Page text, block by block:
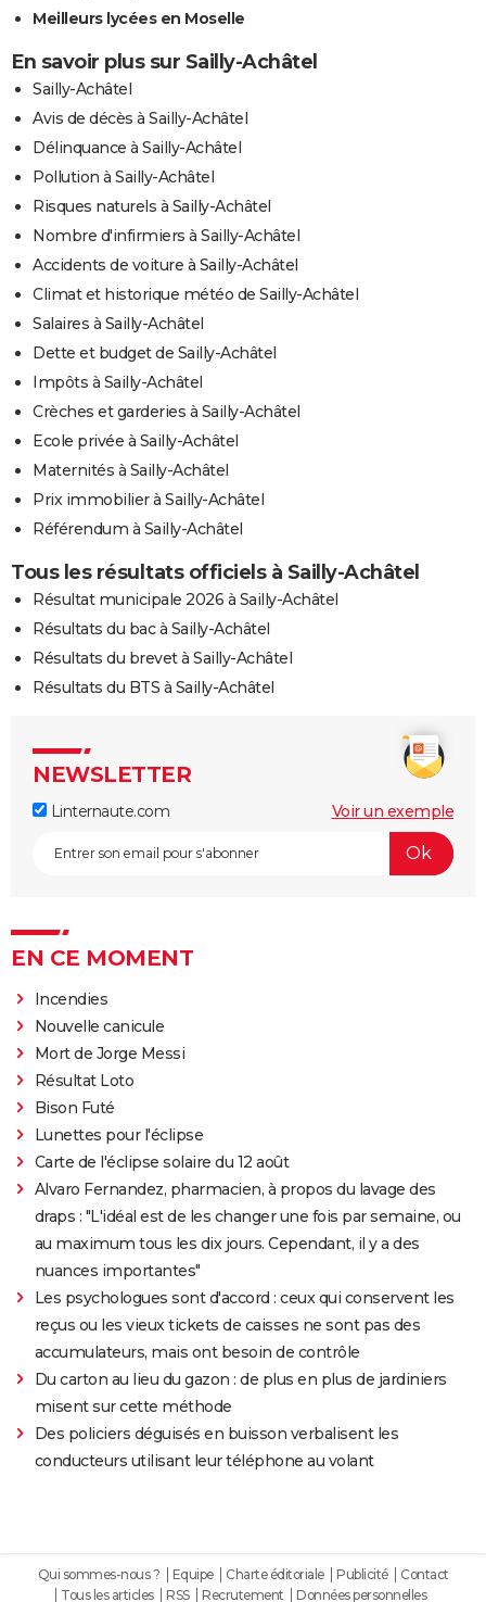
Meilleurs lycées en Moselle
En savoir plus sur Sailly-Achâtel
Sailly-Achâtel
Avis de décès à Sailly-Achâtel
Délinquance à Sailly-Achâtel
Pollution à Sailly-Achâtel
Risques naturels à Sailly-Achâtel
Nombre d'infirmiers à Sailly-Achâtel
Accidents de voiture à Sailly-Achâtel
Climat et historique météo de Sailly-Achâtel
Salaires à Sailly-Achâtel
Dette et budget de Sailly-Achâtel
Impôts à Sailly-Achâtel
Crèches et garderies à Sailly-Achâtel
Ecole privée à Sailly-Achâtel
Maternités à Sailly-Achâtel
Prix immobilier à Sailly-Achâtel
Référendum à Sailly-Achâtel
Tous les résultats officiels à Sailly-Achâtel
Résultat municipale 2026 à Sailly-Achâtel
Résultats du bac à Sailly-Achâtel
Résultats du brevet à Sailly-Achâtel
Résultats du BTS à Sailly-Achâtel
NEWSLETTER
Linternaute.com Voir un exemple
EN CE MOMENT
Incendies
Nouvelle canicule
Mort de Jorge Messi
Résultat Loto
Bison Futé
Lunettes pour l'éclipse
Carte de l'éclipse solaire du 12 août
Alvaro Fernandez, pharmacien, à propos du lavage des
draps : "L'idéal est de les changer une fois par semaine, ou
au maximum tous les dix jours. Cependant, il y a des
nuances importantes"
Les psychologues sont d'accord : ceux qui conservent les
reçus ou les vieux tickets de caisses ne sont pas des
accumulateurs, mais ont besoin de contrôle
Du carton au lieu du gazon : de plus en plus de jardiniers
misent sur cette méthode
Des policiers déguisés en buisson verbalisent les
conducteurs utilisant leur téléphone au volant
Qui sommes-nous ? Equipe Charte éditoriale Publicité
Contact
Tous les articles
RSS Recrutement Données personnelles